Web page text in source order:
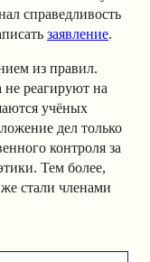
справедливость
заявление.
из правил.
реагируют на
учёных
дел только
контроля за
Тем более,
стали членами